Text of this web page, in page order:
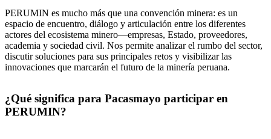
PERUMIN es mucho más que una convención minera: es un
espacio de encuentro, diálogo y articulación entre los diferentes
actores del ecosistema minero—empresas, Estado, proveedores,
academia y sociedad civil. Nos permite analizar el rumbo del sector,
discutir soluciones para sus principales retos y visibilizar las
innovaciones que marcarán el futuro de la minería peruana.
¿Qué significa para Pacasmayo participar en
PERUMIN?